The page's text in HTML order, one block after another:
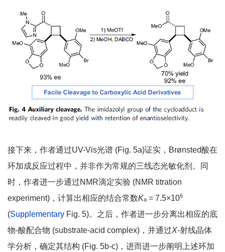
接下来，作者通过UV-Vis光谱 (Fig. 5a)证实，Brønsted酸在
环加成反应过程中，并非作为常规的三线态光敏化剂。同
时，作者进一步通过NMR滴定实验 (NMR titration
experiment)，计算出相应的结合常数Ka = 7.5×106
(Supplementary Fig. 5)。之后，作者进一步分离出相应的底
物-酸配合物 (substrate-acid complex)，并通过X-射线晶体
学分析，确定其结构 (Fig. 5b-c)，进而进一步阐明上述环加